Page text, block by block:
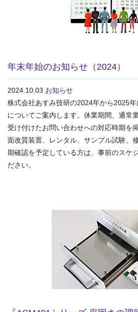
年末年始のお知らせ（2024）
2024.10.03 お知らせ
株式会社あすみ技研の2024年から2025
についてご案内します。休業期間、通常
受け付けたお問い合わせへの対応時期を
面改質装置、レンタル、サンプル試験、
期確認を予定している方は、事前のスケ
ださい。